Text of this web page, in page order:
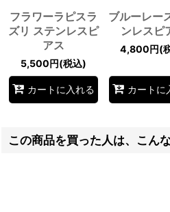
フラワーラピスラ
ズリ ステンレスピ
アス
5,500円(税込)
カートに入れる
ブルーレー
ンレスピ
4,800円(
カートに
この商品を買った人は、こん